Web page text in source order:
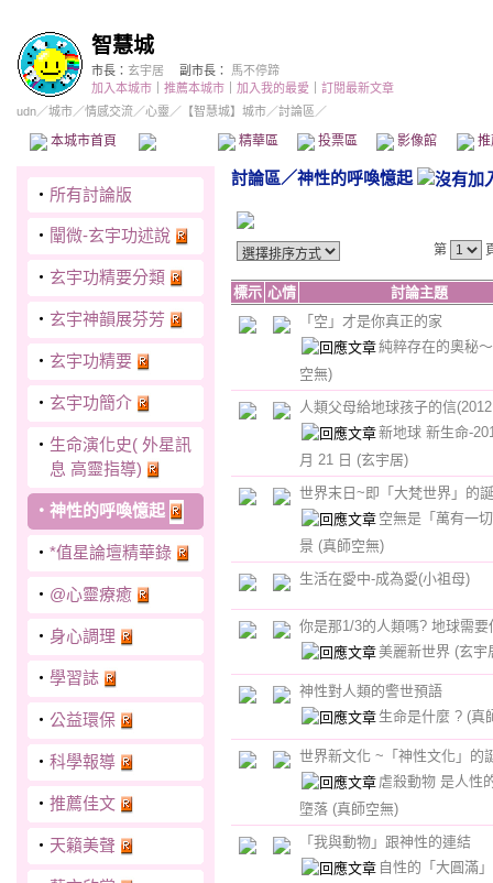
智慧城
市長： 玄宇居 副市長：
馬不停蹄
加入本城市
推薦本城市 加入我的最愛
訂閱最新文章
udn／城市／情感交流／心靈 ／ 【智慧城】城市／討論區／
本城市首頁 精華區 投票區 影像館
‧ 所有討論版
‧ 闡微-玄宇功述說
‧ 玄宇功精要分類
‧ 玄宇神韻展芬芳
‧ 玄宇功精要
‧ 玄宇功簡介
‧ 生命演化史( 外星訊
息 高靈指導)
‧ 神性的呼喚憶起
‧ *值星論壇精華錄
‧ @心靈療癒
‧ 身心調理
‧ 學習誌
‧ 公益環保
‧ 科學報導
‧ 推薦佳文
‧ 天籟美聲
討論區／神性的呼喚憶起
第
標示 心情
討論主題
「空」才是你真正的家
純粹存在的奧秘
空無)
人類父母給地球孩子的信
新地球 新生命-
月 21 日 (玄宇居)
世界末日~即「大梵世界」的
空無是「萬有一
景 (真師空無)
生活在愛中-成為愛(小祖母)
你是那1/3的人類嗎? 地球需要
美麗新世界 (玄宇
神性對人類的警世預語
生命是什麼 ? (真
世界新文化 ~「神性文化」的
虐殺動物 是人性
墮落 (真師空無)
「我與動物」跟神性的連結
自性的「大圓滿